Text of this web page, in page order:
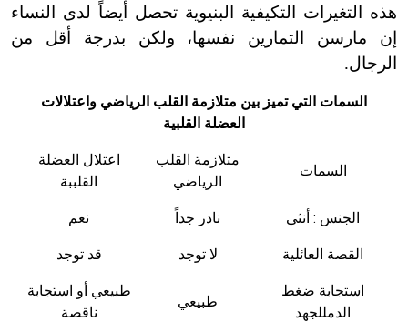
هذه التغيرات التكيفية البنيوية تحصل أيضاً لدى النساء
إن مارسن التمارين نفسها، ولكن بدرجة أقل من
الرجال.
السمات التي تميز بين متلازمة القلب الرياضي واعتلالات
العضلة القلبية
السمات
متلازمة القلب
الرياضي
اعتلال العضلة
القلببة
الجنس : أنثى نادر جداً نعم
القصة العائلية لا توجد قد توجد
استجابة ضغط
الدمللجهد
طبيعي
طبيعي أو استجابة
ناقصة